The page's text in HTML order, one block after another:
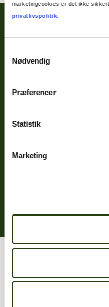
marketingcookies er det ikke
privatlivspolitik.
Nødvendig
Præferencer
Statistik
MarketingMasnedøgade 20